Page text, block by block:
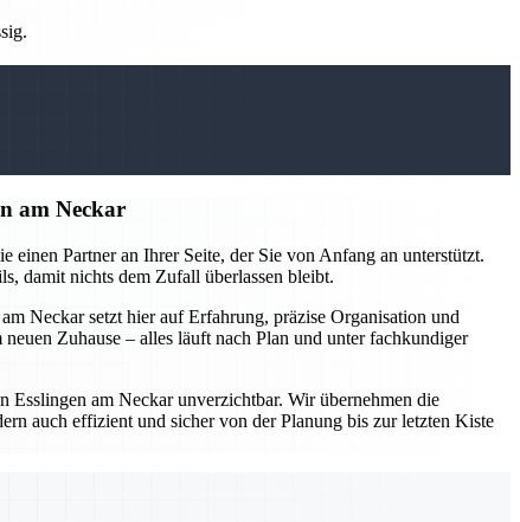
am Neckar
Partner an Ihrer Seite, der Sie von Anfang an unterstützt.
damit nichts dem Zufall überlassen bleibt.
Neckar setzt hier auf Erfahrung, präzise Organisation und
Zuhause – alles läuft nach Plan und unter fachkundiger
Esslingen am Neckar unverzichtbar. Wir übernehmen die
auch effizient und sicher von der Planung bis zur letzten Kiste